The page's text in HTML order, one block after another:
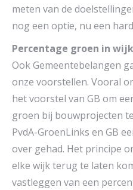
meten van de
nog een optie, nu een
Percentage groen in
Ook Gemeentebelangen
onze voorstellen. Vooral
het voorstel van GB om
groen bij bouwprojecten
PvdA-GroenLinks en GB
over gehad. Het principe
elke wijk terug te laten
vastleggen van een